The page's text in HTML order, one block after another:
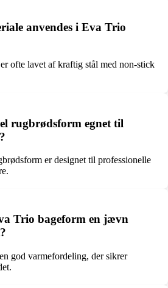
anvendes i Eva Trio
ofte lavet af kraftig stål med non-stick
rugbrødsform egnet til
er designet til professionelle
Trio bageform en jævn
god varmefordeling, der sikrer